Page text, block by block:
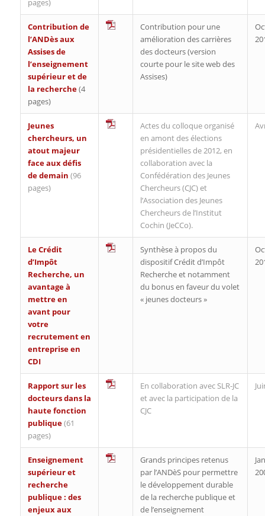
pages)
Contribution de
l’ANDès aux
Assises de
l’enseignement
supérieur et de
la recherche(4
pages)
Contribution pour une
amélioration des carrières
des docteurs (version
courte pour le site web des
Assises)
Jeunes
chercheurs, un
atout majeur
face aux défis
de demain (96
pages)
Actes du colloque organisé
en amont des élections
présidentielles de 2012, en
collaboration avec la
Confédération des Jeunes
Chercheurs (CJC) et
l’Association des Jeunes
Chercheurs de l’Institut
Cochin (JeCCo).
Le Crédit
d’Impôt
Recherche, un
avantage à
mettre en
avant pour
votre
recrutement en
entreprise en
CDI
Synthèse à propos du
dispositif Crédit d’Impôt
Recherche et notamment
du bonus en faveur du volet
« jeunes docteurs »
Rapport sur les
docteurs dans la
haute fonction
publique(61
pages)
En collaboration avec SLR-JC
et avec la participation de la
CJC
Enseignement
supérieur et
recherche
publique : des
enjeux aux
Grands principes retenus
par l’ANDèS pour permettre
le développement durable
de la recherche publique et
de l’enseignement